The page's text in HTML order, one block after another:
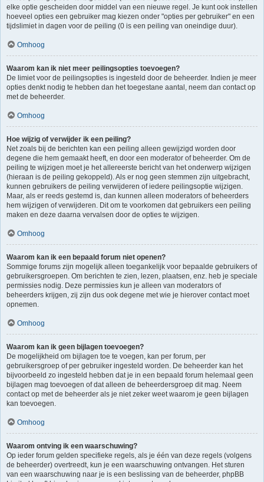
elke optie gescheiden door middel van een nieuwe regel. Je kunt ook instellen
hoeveel opties een gebruiker mag kiezen onder "opties per gebruiker" en een
tijdslimiet in dagen voor de peiling (0 is een peiling van oneindige duur).
Omhoog
Waarom kan ik niet meer peilingsopties toevoegen?
De limiet voor de peilingsopties is ingesteld door de beheerder. Indien je meer
opties denkt nodig te hebben dan het toegestane aantal, neem dan contact op
met de beheerder.
Omhoog
Hoe wijzig of verwijder ik een peiling?
Net zoals bij de berichten kan een peiling alleen gewijzigd worden door
degene die hem gemaakt heeft, en door een moderator of beheerder. Om de
peiling te wijzigen moet je het allereerste bericht van het onderwerp wijzigen
(hieraan is de peiling gekoppeld). Als er nog geen stemmen zijn uitgebracht,
kunnen gebruikers de peiling verwijderen of iedere peilingsoptie wijzigen.
Maar, als er reeds gestemd is, dan kunnen alleen moderators of beheerders
hem wijzigen of verwijderen. Dit om te voorkomen dat gebruikers een peiling
maken en deze daarna vervalsen door de opties te wijzigen.
Omhoog
Waarom kan ik een bepaald forum niet openen?
Sommige forums zijn mogelijk alleen toegankelijk voor bepaalde gebruikers of
gebruikersgroepen. Om berichten te zien, lezen, plaatsen, enz. heb je speciale
permissies nodig. Deze permissies kun je alleen van moderators of
beheerders krijgen, zij zijn dus ook degene met wie je hierover contact moet
opnemen.
Omhoog
Waarom kan ik geen bijlagen toevoegen?
De mogelijkheid om bijlagen toe te voegen, kan per forum, per
gebruikersgroep of per gebruiker ingesteld worden. De beheerder kan het
bijvoorbeeld zo ingesteld hebben dat je in een bepaald forum helemaal geen
bijlagen mag toevoegen of dat alleen de beheerdersgroep dit mag. Neem
contact op met de beheerder als je niet zeker weet waarom je geen bijlagen
kan toevoegen.
Omhoog
Waarom ontving ik een waarschuwing?
Op ieder forum gelden specifieke regels, als je één van deze regels (volgens
de beheerder) overtreedt, kun je een waarschuwing ontvangen. Het sturen
van een waarschuwing naar je is een beslissing van de beheerder, phpBB